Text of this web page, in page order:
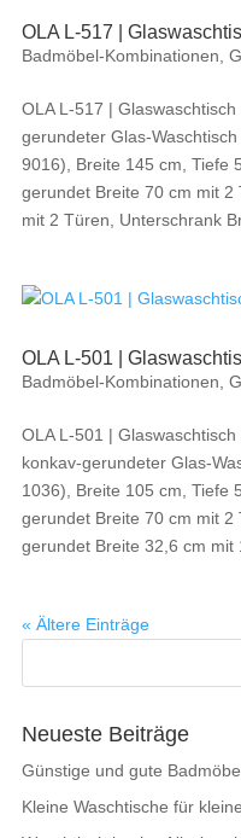
OLA L-517 |
Badmöbel-Kombinationen,
OLA L-517 |
gerundeter Glas-
9016), Breite 145 cm, Tiefe
gerundet Breite 70 cm mit
mit 2 Türen, Unterschrank
OLA L-501 |
Badmöbel-Kombinationen,
OLA L-501 |
konkav-gerundeter Glas-
1036), Breite 105 cm, Tiefe
gerundet Breite 70 cm mit
gerundet Breite 32,6 cm mit
« Ältere Einträge
Neueste Beiträge
Günstige und gute
Kleine Waschtische für